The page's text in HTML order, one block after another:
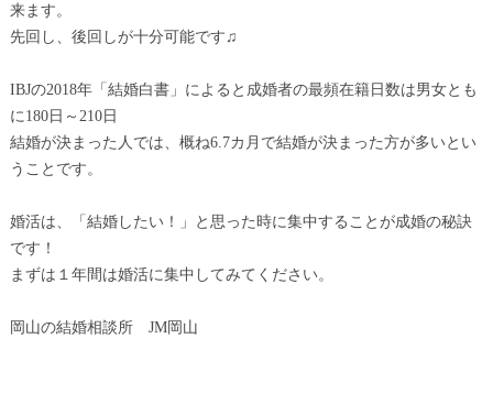
来ます。
先回し、後回しが十分可能です♫
IBJの2018年「結婚白書」によると成婚者の最頻在籍日数は男女とも
に180日～210日
結婚が決まった人では、概ね6.7カ月で結婚が決まった方が多いとい
うことです。
婚活は、「結婚したい！」と思った時に集中することが成婚の秘訣
です！
まずは１年間は婚活に集中してみてください。
岡山の結婚相談所 JM岡山